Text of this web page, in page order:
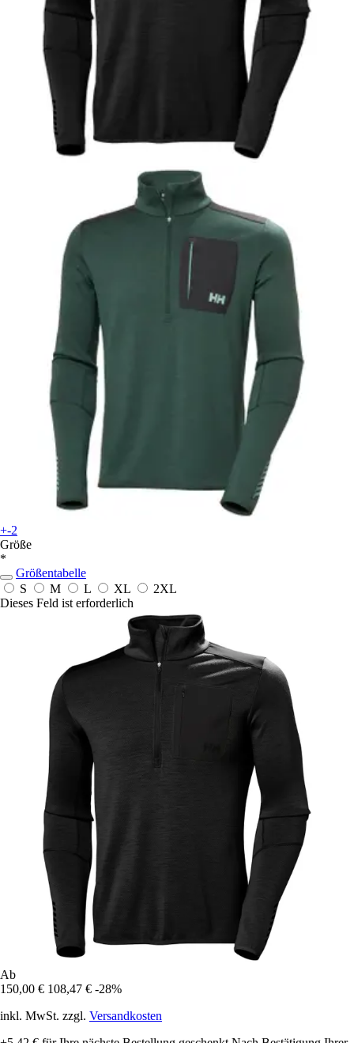
+-2
Größe
*
Größentabelle
S
M L XL
2XL
Dieses Feld ist erforderlich
Ab
150,00 € 108,47 € -28%
inkl. MwSt. zzgl. Versandkosten